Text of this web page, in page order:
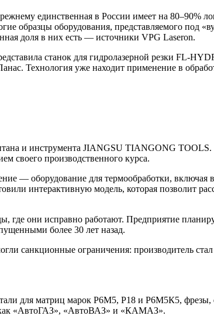
единственная в России имеет на 80–90%
образцы оборудования, представляемого под
доля в них есть — источники VPG Laseron.
станок для гидролазерной резки FL-
Технология уже находит применение в
и инструмента JIANGSU TIANGONG
своего производственного курса.
— оборудование для термообработки, включая
интерактивную модель, которая позволит
они исправно работают. Предприятие
более 30 лет назад.
санкционные ограничения: производитель
для матриц марок P6M5, Р18 и Р6М5К5,
как «АвтоГАЗ», «АвтоВАЗ» и «КАМАЗ».